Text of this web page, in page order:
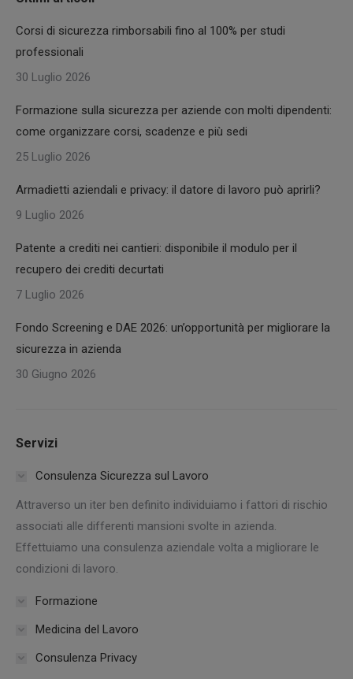
Corsi di sicurezza rimborsabili fino al 100% per studi
professionali
30 Luglio 2026
Formazione sulla sicurezza per aziende con molti dipendenti:
come organizzare corsi, scadenze e più sedi
25 Luglio 2026
Armadietti aziendali e privacy: il datore di lavoro può aprirli?
9 Luglio 2026
Patente a crediti nei cantieri: disponibile il modulo per il
recupero dei crediti decurtati
7 Luglio 2026
Fondo Screening e DAE 2026: un’opportunità per migliorare la
sicurezza in azienda
30 Giugno 2026
Servizi
Consulenza Sicurezza sul Lavoro
Attraverso un iter ben definito individuiamo i fattori di rischio
associati alle differenti mansioni svolte in azienda.
Effettuiamo una consulenza aziendale volta a migliorare le
condizioni di lavoro.
Formazione
Medicina del Lavoro
Consulenza Privacy